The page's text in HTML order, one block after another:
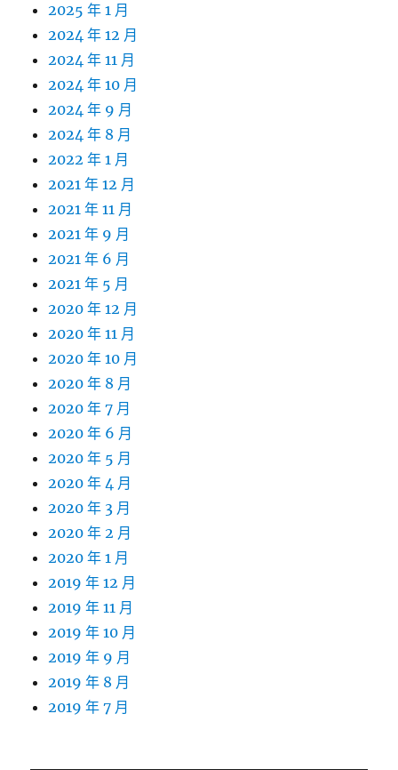
2025 年 1 月
2024 年 12 月
2024 年 11 月
2024 年 10 月
2024 年 9 月
2024 年 8 月
2022 年 1 月
2021 年 12 月
2021 年 11 月
2021 年 9 月
2021 年 6 月
2021 年 5 月
2020 年 12 月
2020 年 11 月
2020 年 10 月
2020 年 8 月
2020 年 7 月
2020 年 6 月
2020 年 5 月
2020 年 4 月
2020 年 3 月
2020 年 2 月
2020 年 1 月
2019 年 12 月
2019 年 11 月
2019 年 10 月
2019 年 9 月
2019 年 8 月
2019 年 7 月